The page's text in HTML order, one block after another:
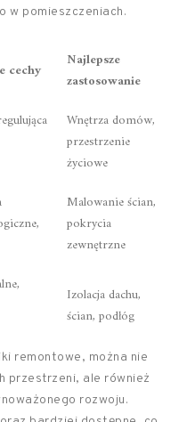
w pomieszczeniach.
cechy
Najlepsze
zastosowanie
Wnętrza domów,
przestrzenie
życiowe
Malowanie ścian,
pokrycia
zewnętrzne
Izolacja dachu,
ścian, podłóg
remontowe, można nie
przestrzeni, ale również
rozwoju.